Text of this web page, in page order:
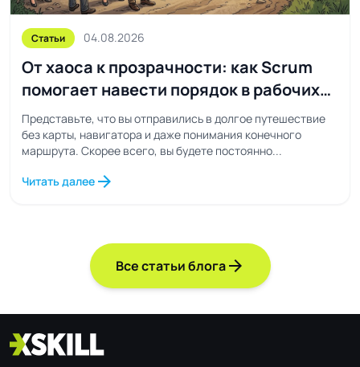
Статьи 04.08.2026
От хаоса к прозрачности: как Scrum
помогает навести порядок в рабочих
процессах
Представьте, что вы отправились в долгое путешествие
без карты, навигатора и даже понимания конечного
маршрута. Скорее всего, вы будете постоянно...
Читать далее arrow_forward
Все статьи блогаarrow_forward